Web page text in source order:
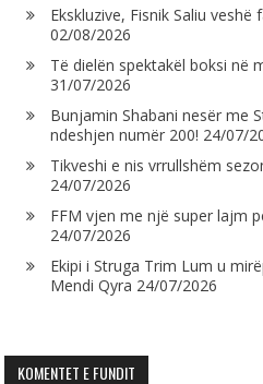
Ekskluzive, Fisnik Saliu veshë
02/08/2026
Të dielën spektakël boksi në
31/07/2026
Bunjamin Shabani nesër me
ndeshjen numër 200! 24/07/
Tikveshi e nis vrrullshëm
24/07/2026
FFM vjen me një super lajm
24/07/2026
Ekipi i Struga Trim Lum u
Mendi Qyra 24/07/2026
KOMENTET E FUNDIT